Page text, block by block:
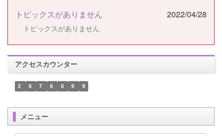
トピックスがありません 2022/04/28
トピックスがありません
アクセスカウンター
2 6 7 6 0 9 9
メニュー